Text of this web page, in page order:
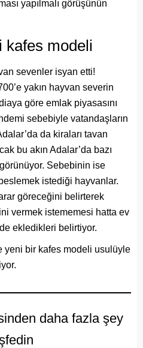
yapılmalı görüşünün
kafes modeli
yakın hayvan severin
göre emlak piyasasını
sebebiyle vatandaşların
da kiraları tavan
bu akın Adalar’da bazı
Sebebinin ise
istediği hayvanlar.
göreceğini belirterek
vermek istememesi hatta ev
ekledikleri belirtiyor.
yeni bir kafes modeli usulüyle
daha fazla şey